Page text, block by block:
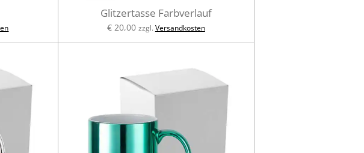
Glitzertasse Farbverlauf
€ 20,00 zzgl. Versandkosten